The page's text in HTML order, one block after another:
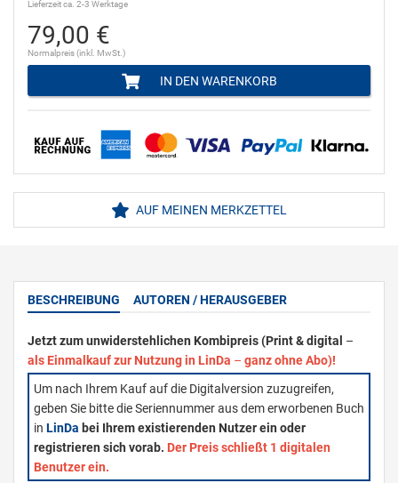
Lieferzeit ca. 2-3 Werktage
79,00 €
Normalpreis (inkl. MwSt.)
IN DEN WARENKORB
AUF MEINEN MERKZETTEL
BESCHREIBUNG AUTOREN / HERAUSGEBER
Jetzt zum unwiderstehlichen Kombipreis (Print & digital –
als Einmalkauf zur Nutzung in LinDa – ganz ohne Abo)!
Um nach Ihrem Kauf auf die Digitalversion zuzugreifen,
geben Sie bitte die Seriennummer aus dem erworbenen Buch
in LinDa bei Ihrem existierenden Nutzer ein oder
registrieren sich vorab. Der Preis schließt 1 digitalen
Benutzer ein.